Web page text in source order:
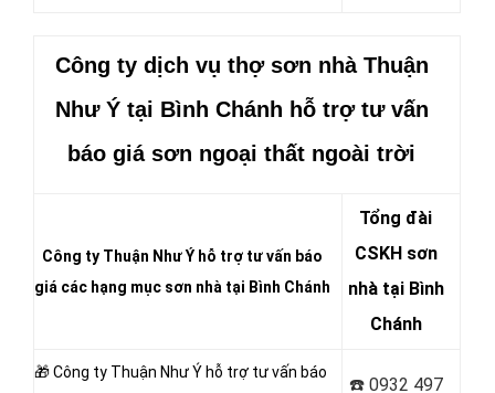
Công ty dịch vụ thợ sơn nhà Thuận
Như Ýtại Bình Chánh hỗ trợ tư vấn
báo giá sơn ngoại thất ngoài trời
Công ty Thuận Như Ý hỗ trợ tư vấn báo
giá các hạng mục sơn nhà tại Bình Chánh
Tổng đài
CSKH sơn
nhà tại Bình
Chánh
🎁 Công ty Thuận Như Ý hỗ trợ tư vấn báo
☎️0932 497